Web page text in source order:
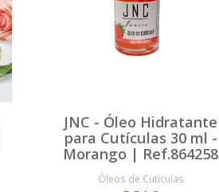
JNC - Óleo Hidratante
para Cutículas 30 ml -
Morango | Ref.864258
Óleos de Cutículas